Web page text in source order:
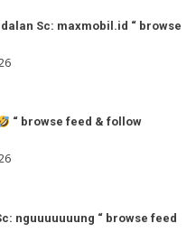
Sc: maxmobil.id “ browse
“ browse feed & follow
nguuuuuuung “ browse feed